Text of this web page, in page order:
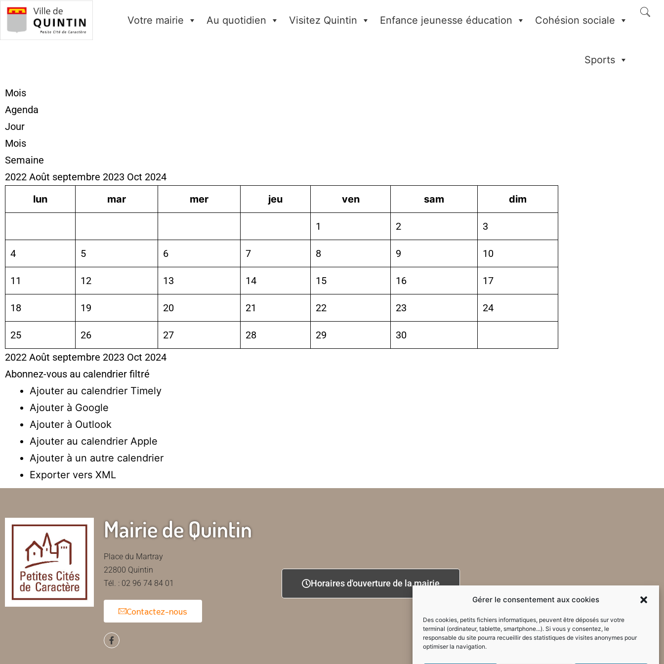
Gérer le consentement aux cookies
Des cookies, petits fichiers informatiques, peuvent être déposés sur votre
terminal (ordinateur, tablette, smartphone...). Si vous y consentez, le
responsable du site pourra recueillir des statistiques de visites anonymes pour
optimiser la navigation.
Votre mairie Au quotidien Visitez Quintin Enfance jeunesse éducation Cohésion sociale
Sports
Mois
Agenda
Jour
Mois
Semaine
2022 Août septembre 2023 Oct 2024
lun
mar mer jeu ven sam dim
1 2 3
4 5 6 7 8 9 10
11 12 13 14 15 16 17
18 19 20 21 22 23 24
25 26 27 28 29
30
2022 Août septembre 2023 Oct 2024
Abonnez-vous au calendrier filtré
Ajouter au calendrier Timely
Ajouter à Google
Ajouter à Outlook
Ajouter au calendrier Apple
Ajouter à un autre calendrier
Exporter vers XML
Mairie de Quintin
Place du Martray
22800 Quintin
Tél. : 02 96 74 84 01
Contactez-nous
Horaires d'ouverture de la mairie